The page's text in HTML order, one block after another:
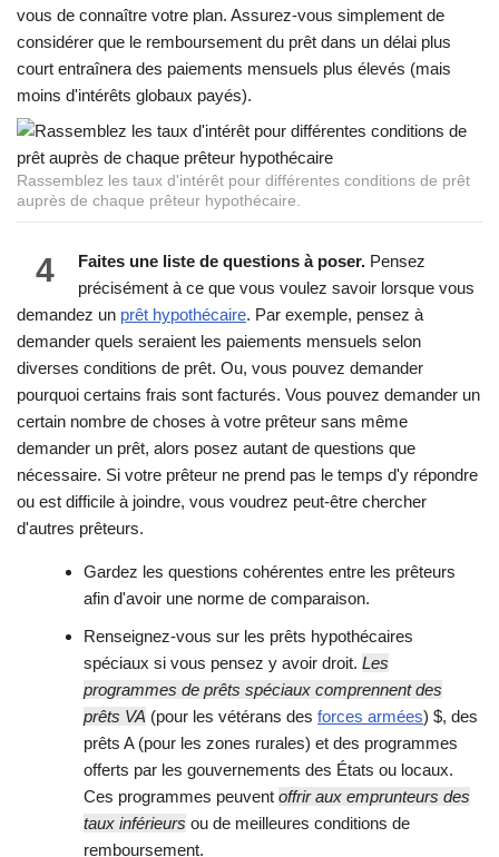
vous de connaître votre plan. Assurez-vous simplement de
considérer que le remboursement du prêt dans un délai plus
court entraînera des paiements mensuels plus élevés (mais
moins d'intérêts globaux payés).
Rassemblez les taux d'intérêt pour différentes conditions de prêt
auprès de chaque prêteur hypothécaire.
4 Faites une liste de questions à poser. Pensez
précisément à ce que vous voulez savoir lorsque vous
demandez un prêt hypothécaire. Par exemple, pensez à
demander quels seraient les paiements mensuels selon
diverses conditions de prêt. Ou, vous pouvez demander
pourquoi certains frais sont facturés. Vous pouvez demander un
certain nombre de choses à votre prêteur sans même
demander un prêt, alors posez autant de questions que
nécessaire. Si votre prêteur ne prend pas le temps d'y répondre
ou est difficile à joindre, vous voudrez peut-être chercher
d'autres prêteurs.
Gardez les questions cohérentes entre les prêteurs
afin d'avoir une norme de comparaison.
Renseignez-vous sur les prêts hypothécaires
spéciaux si vous pensez y avoir droit. Les
programmes de prêts spéciaux comprennent des
prêts VA (pour les vétérans des forces armées) $, des
prêts A (pour les zones rurales) et des programmes
offerts par les gouvernements des États ou locaux.
Ces programmes peuvent offrir aux emprunteurs des
taux inférieurs ou de meilleures conditions de
remboursement.